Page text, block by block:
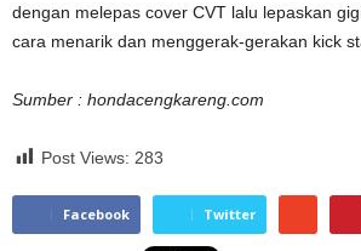
dengan melepas cover CVT lalu lepaskan
cara menarik dan menggerak-gerakan kick
Sumber : hondacengkareng.com
Post Views: 283
Facebook Twitter